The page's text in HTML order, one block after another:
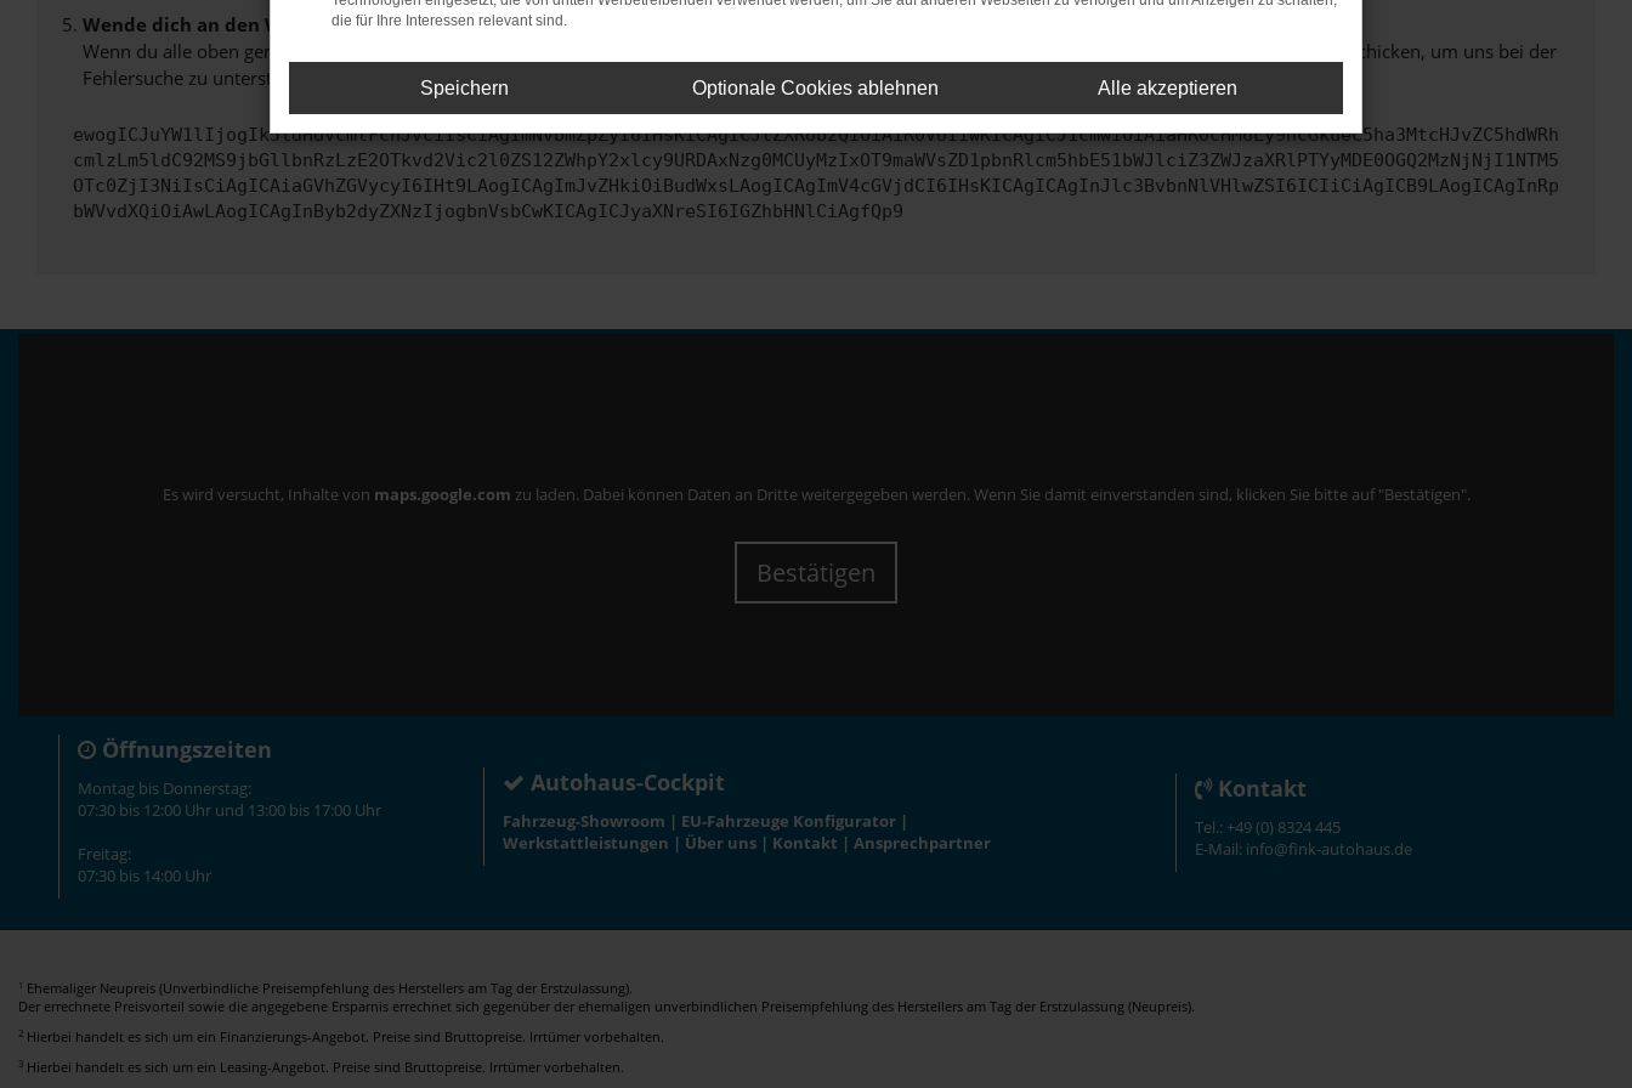
Wende dich an den Webseitenbetreiber.
Wenn du alle oben genannten Schritte versucht hast, kontaktiere uns bitte. Wir werden versuchen, das Problem zu beheben. Du kannst uns diesen Text schicken, um uns bei der
Fehlersuche zu unterstützen:
ewogICJuYW1lIjogIk5ldHdvcmtFcnJvciIsCiAgImNvbmZpZyI6IHsKICAgICJtZXRob2QiOiAiR0VUIiwKICAgICJ1cmwiOiAiaHR0cHM6Ly9hcGkueC5ha3MtcHJvZC5hdWRh
cmlzLm5ldC92MS9jbGllbnRzLzE2OTkvd2Vic2l0ZS12ZWhpY2xlcy9URDAxNzg0MCUyMzIxOT9maWVsZD1pbnRlcm5hbE51bWJlciZ3ZWJzaXRlPTYyMDE0OGQ2MzNjNjI1NTM5
OTc0ZjI3NiIsCiAgICAiaGVhZGVycyI6IHt9LAogICAgImJvZHkiOiBudWxsLAogICAgImV4cGVjdCI6IHsKICAgICAgInJlc3BvbnNlVHlwZSI6ICIiCiAgICB9LAogICAgInRp
bWVvdXQiOiAwLAogICAgInByb2dyZXNzIjogbnVsbCwKICAgICJyaXNreSI6IGZhbHNlCiAgfQp9
Es wird versucht, Inhalte von maps.google.com zu laden. Dabei können Daten an Dritte weitergegeben werden. Wenn Sie damit einverstanden sind, klicken Sie bitte auf "Bestätigen".
Bestätigen
Öffnungszeiten
Montag bis Donnerstag:
07:30 bis 12:00 Uhr und 13:00 bis 17:00 Uhr
Freitag:
07:30 bis 14:00 Uhr
Autohaus-Cockpit
Fahrzeug-Showroom | EU-Fahrzeuge Konfigurator |
Werkstattleistungen | Über uns | Kontakt |Ansprechpartner
Kontakt
Tel.: +49 (0) 8324 445
E-Mail: info@fink-autohaus.de
1 Ehemaliger Neupreis (Unverbindliche Preisempfehlung des Herstellers am Tag der Erstzulassung).
Der errechnete Preisvorteil sowie die angegebene Ersparnis errechnet sich gegenüber der ehemaligen unverbindlichen Preisempfehlung des Herstellers am Tag der Erstzulassung (Neupreis).
2 Hierbei handelt es sich um ein Finanzierungs-Angebot. Preise sind Bruttopreise. Irrtümer vorbehalten.
3 Hierbei handelt es sich um ein Leasing-Angebot. Preise sind Bruttopreise. Irrtümer vorbehalten.
die für Ihre Interessen relevant sind.
Speichern Optionale Cookies ablehnen Alle akzeptieren